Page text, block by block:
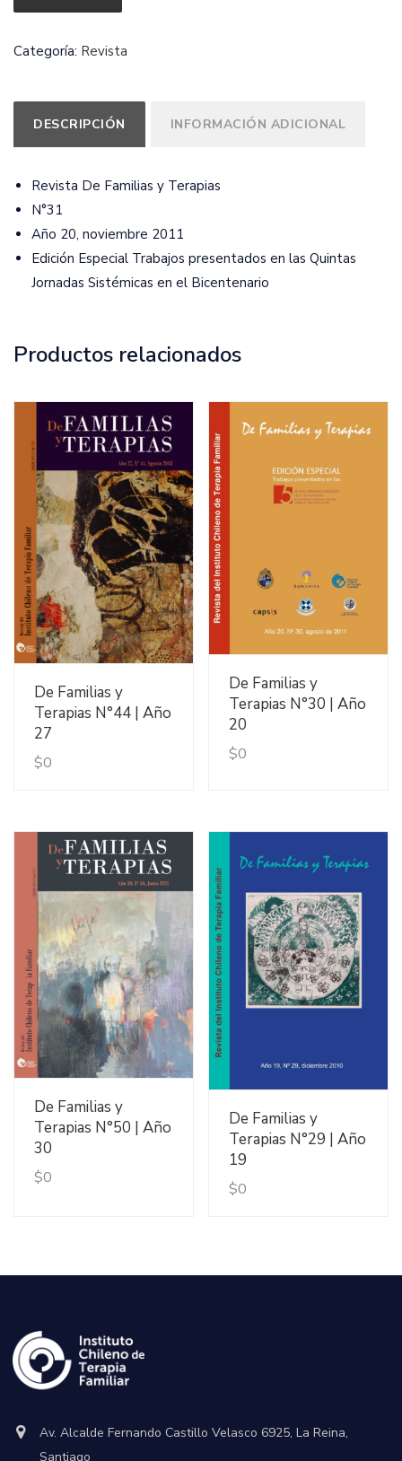
Familias
Terapias
|
Año
20
cantidad
Categoría: Revista
DESCRIPCIÓN INFORMACIÓN ADICIONAL
Revista De Familias y Terapias
N°31
Año 20, noviembre 2011
Edición Especial Trabajos presentados en las Quintas
Jornadas Sistémicas en el Bicentenario
Productos relacionados
Ver Detalles
De Familias y
Terapias N°44 | Año
27
$0
Ver Detalles
De Familias y
Terapias N°30 | Año
20
$0
Ver Detalles
De Familias y
Terapias N°50 | Año
30
$0
Ver Detalles
De Familias y
Terapias N°29 | Año
19
$0
Av. Alcalde Fernando Castillo Velasco 6925, La Reina,
Santiago